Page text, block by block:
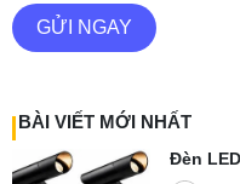
GỬI NGAY
BÀI VIẾT MỚI NHẤT
Đèn